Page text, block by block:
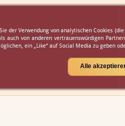
der Verwendung von analytischen Cookies
auch von anderen vertrauenswürdigen
ein „Like“ auf Social Media zu geben
Alle